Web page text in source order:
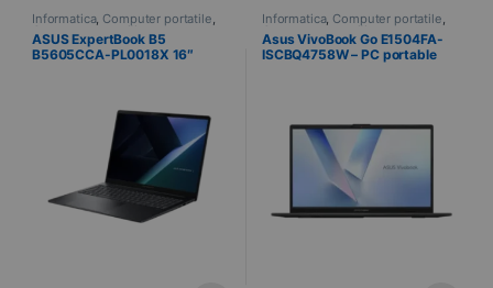
Informatica, Computer portatile,
Computer portatili
ASUS ExpertBook B5
B5605CCA-PL0018X 16″
Informatica, Computer portatile,
Computer portatili
Asus VivoBook Go E1504FA-
ISCBQ4758W – PC portable